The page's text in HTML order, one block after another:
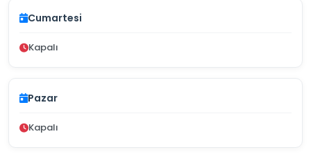
Cumartesi
Kapalı
Pazar
Kapalı